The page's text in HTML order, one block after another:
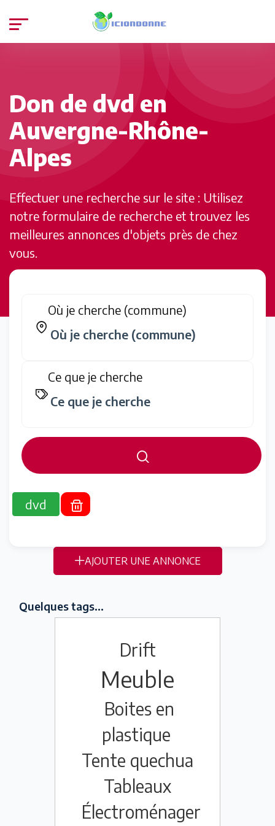
Don de dvd en
Auvergne-Rhône-
Alpes
Effectuer une recherche sur le site : Utilisez
notre formulaire de recherche et trouvez les
meilleures annonces d'objets près de chez
vous.
Où je cherche (commune)
Ce que je cherche
dvd
AJOUTER UNE ANNONCE
Quelques tags...
Drift
Meuble
Boites en
plastique
Tente quechua
Tableaux
Électroménager